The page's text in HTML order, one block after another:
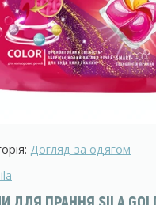
Догляд за одягом
ДЛЯ ПРАННЯ SILA